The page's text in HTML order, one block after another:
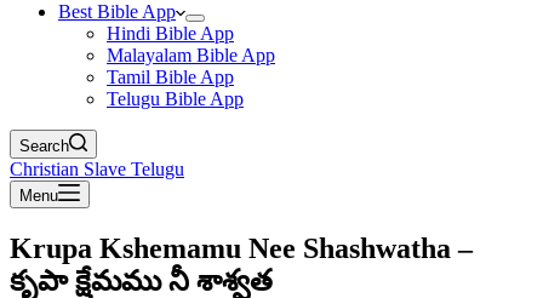
Best Bible App
Hindi Bible App
Malayalam Bible App
Tamil Bible App
Telugu Bible App
Search
Christian Slave Telugu
Menu
Krupa Kshemamu Nee Shashwatha –
కృపా క్షేమము నీ శాశ్వత